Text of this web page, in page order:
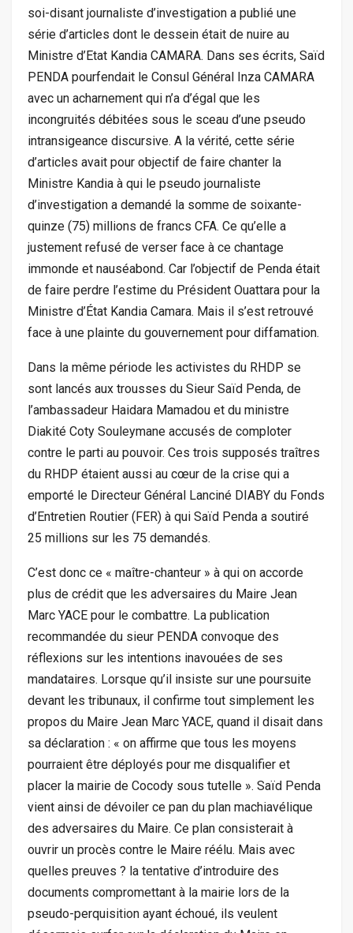
soi-disant journaliste d’investigation a publié une
série d’articles dont le dessein était de nuire au
Ministre d’Etat Kandia CAMARA. Dans ses écrits, Saïd
PENDA pourfendait le Consul Général Inza CAMARA
avec un acharnement qui n’a d’égal que les
incongruités débitées sous le sceau d’une pseudo
intransigeance discursive. A la vérité, cette série
d’articles avait pour objectif de faire chanter la
Ministre Kandia à qui le pseudo journaliste
d’investigation a demandé la somme de soixante-
quinze (75) millions de francs CFA. Ce qu’elle a
justement refusé de verser face à ce chantage
immonde et nauséabond. Car l’objectif de Penda était
de faire perdre l’estime du Président Ouattara pour la
Ministre d’État Kandia Camara. Mais il s’est retrouvé
face à une plainte du gouvernement pour diffamation.
Dans la même période les activistes du RHDP se
sont lancés aux trousses du Sieur Saïd Penda, de
l’ambassadeur Haidara Mamadou et du ministre
Diakité Coty Souleymane accusés de comploter
contre le parti au pouvoir. Ces trois supposés traîtres
du RHDP étaient aussi au cœur de la crise qui a
emporté le Directeur Général Lanciné DIABY du Fonds
d’Entretien Routier (FER) à qui Saïd Penda a soutiré
25 millions sur les 75 demandés.
C’est donc ce « maître-chanteur » à qui on accorde
plus de crédit que les adversaires du Maire Jean
Marc YACE pour le combattre. La publication
recommandée du sieur PENDA convoque des
réflexions sur les intentions inavouées de ses
mandataires. Lorsque qu’il insiste sur une poursuite
devant les tribunaux, il confirme tout simplement les
propos du Maire Jean Marc YACE, quand il disait dans
sa déclaration : « on affirme que tous les moyens
pourraient être déployés pour me disqualifier et
placer la mairie de Cocody sous tutelle ». Saïd Penda
vient ainsi de dévoiler ce pan du plan machiavélique
des adversaires du Maire. Ce plan consisterait à
ouvrir un procès contre le Maire réélu. Mais avec
quelles preuves ? la tentative d’introduire des
documents compromettant à la mairie lors de la
pseudo-perquisition ayant échoué, ils veulent